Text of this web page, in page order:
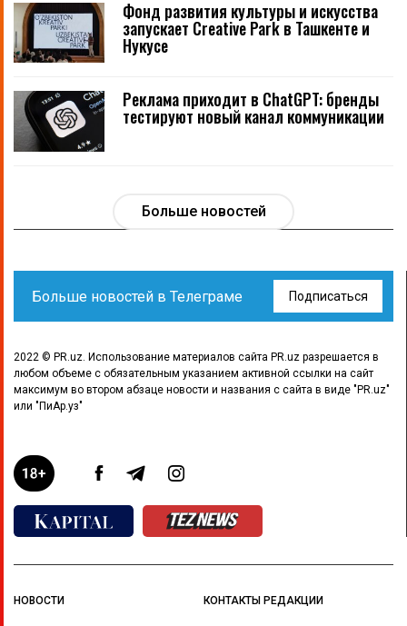
Фонд развития культуры и искусства
запускает Creative Park в Ташкенте и
Нукусе
Реклама приходит в ChatGPT: бренды
тестируют новый канал коммуникации
Больше новостей
Больше новостей в Телеграме Подписаться
2022 © PR.uz. Использование материалов сайта PR.uz разрешается в
любом объеме с обязательным указанием активной ссылки на сайт
максимум во втором абзаце новости и названия с сайта в виде "PR.uz"
или "ПиАр.уз"
НОВОСТИ КОНТАКТЫ РЕДАКЦИИ